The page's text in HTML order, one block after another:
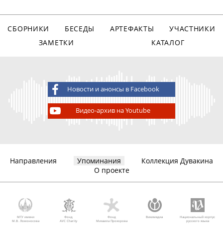
СБОРНИКИ БЕСЕДЫ АРТЕФАКТЫ
УЧАСТНИКИ
ЗАМЕТКИ
КАТАЛОГ
Новости и анонсы в Facebook
Видео-архив на Youtube
Направления Упоминания
Коллекция Дувакина
О проекте
МГУ имени
М.В. Ломоносова
Фонд
AVC Charity
Фонд
Михаила Прохорова
Викимедиа
Национальный корпус
русского языка